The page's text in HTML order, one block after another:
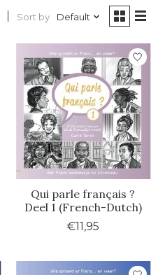
Sort by Default
Qui parle français ?
Deel 1 (French-Dutch)
€11,95